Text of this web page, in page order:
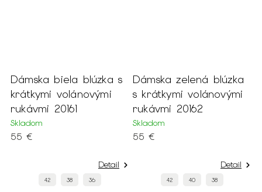
Dámska biela blúzka s
krátkymi volánovými
rukávmi 20161
Skladom
55 €
Detail
42 38 36
Dámska zelená blúzka
s krátkymi volánovými
rukávmi 20162
Skladom
55 €
Detail
42 40 38